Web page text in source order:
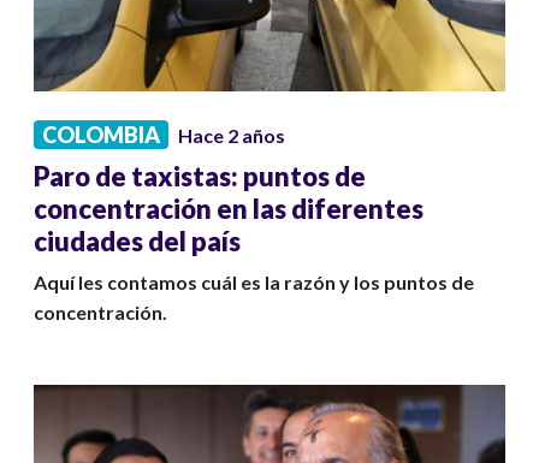
COLOMBIA Hace 2 años
Paro de taxistas: puntos de
concentración en las diferentes
ciudades del país
Aquí les contamos cuál es la razón y los puntos de
concentración.